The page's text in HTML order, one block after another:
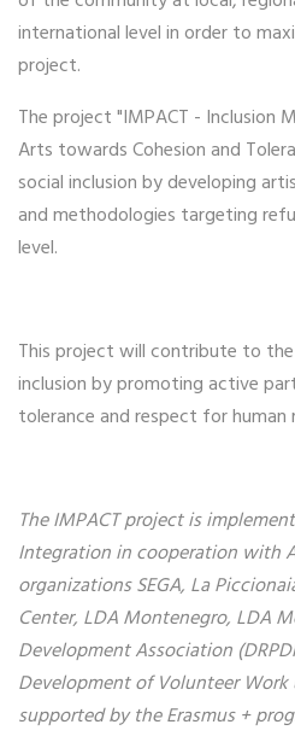
international level in order to
project.
The project "IMPACT - Inclusion
Arts towards Cohesion and
social inclusion by developing
and methodologies targeting
level.
This project will contribute to
inclusion by promoting active
tolerance and respect for human
The IMPACT project is
Integration in cooperation with
organizations SEGA, La
Center, LDA Montenegro, LDA
Development Association
Development of Volunteer
supported by the Erasmus +